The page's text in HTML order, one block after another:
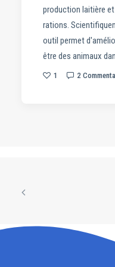
production laitière
rations.
outil permet
être des animaux
1 2